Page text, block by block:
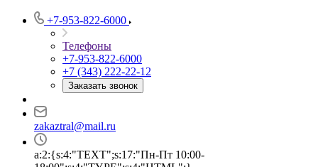
+7-953-822-6000
Телефоны
+7-953-822-6000
+7 (343) 222-22-12
Заказать звонок
zakaztral@mail.ru
a:2:{s:4:"TEXT";s:17:"Пн-Пт 10:00-